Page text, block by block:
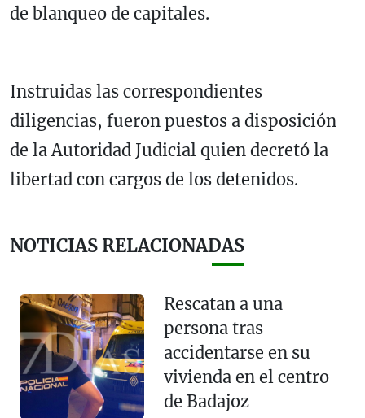
de blanqueo de capitales.
Instruidas las correspondientes
diligencias, fueron puestos a disposición
de la Autoridad Judicial quien decretó la
libertad con cargos de los detenidos.
NOTICIAS RELACIONADAS
Rescatan a una
persona tras
accidentarse en su
vivienda en el centro
de Badajoz